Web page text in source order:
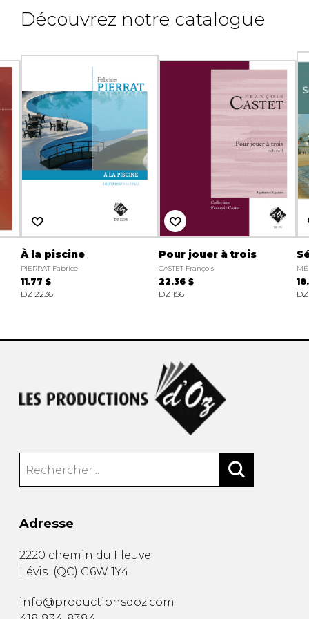
Découvrez notre catalogue
À la piscine
PIERRAT Fabrice
11.77 $
DZ 2236
Pour jouer à trois
CASTET François
22.36 $
DZ 156
Adresse
2220 chemin du Fleuve
Lévis (QC) G6W 1Y4
info@productionsdoz.com